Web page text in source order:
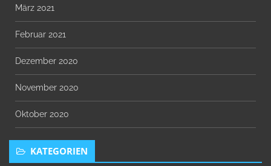
März 2021
Februar 2021
Dezember 2020
November 2020
Oktober 2020
KATEGORIEN